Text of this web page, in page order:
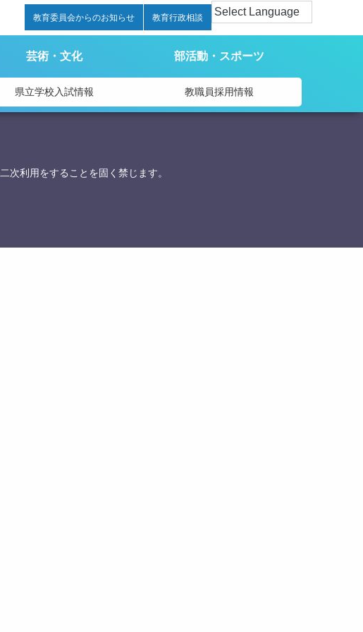
教育委員会からのお知らせ 教育行政相談
芸術・文化 部活動・スポーツ
県立学校入試情報 教職員採用情報
次利用をすることを固く禁じます。